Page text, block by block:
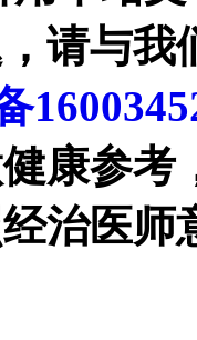
请与我
康参考
治医师